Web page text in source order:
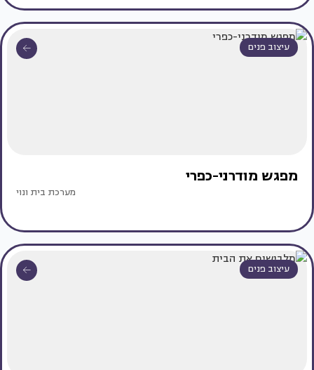
עיצוב פנים
מפגש מודרני-כפרי
מערכת בית ונוי
עיצוב פנים